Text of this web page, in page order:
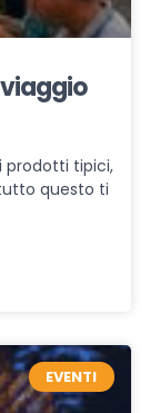
viaggio
prodotti tipici,
questo ti
EVENTI